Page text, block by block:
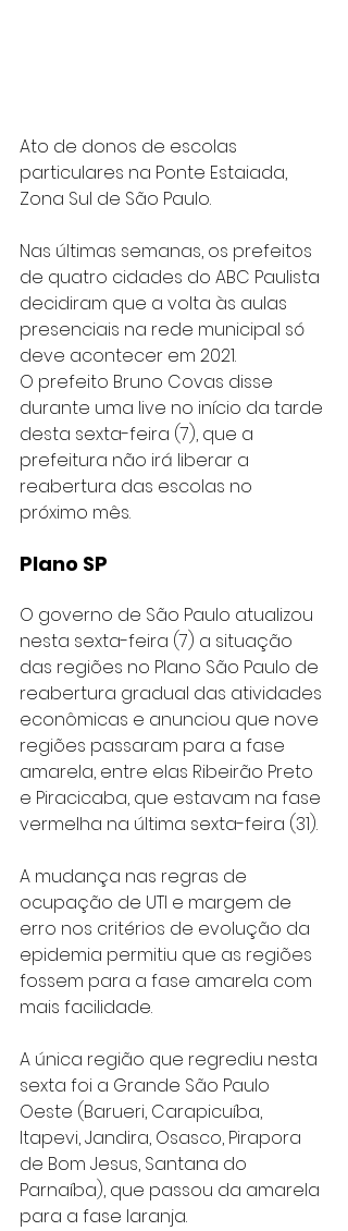
Ato de donos de escolas
particulares na Ponte Estaiada,
Zona Sul de São Paulo.
Nas últimas semanas, os prefeitos
de quatro cidades do ABC Paulista
decidiram que a volta às aulas
presenciais na rede municipal só
deve acontecer em 2021.
O prefeito Bruno Covas disse
durante uma live no início da tarde
desta sexta-feira (7), que a
prefeitura não irá liberar a
reabertura das escolas no
próximo mês.
Plano SP
O governo de São Paulo atualizou
nesta sexta-feira (7) a situação
das regiões no Plano São Paulo de
reabertura gradual das atividades
econômicas e anunciou que nove
regiões passaram para a fase
amarela, entre elas Ribeirão Preto
e Piracicaba, que estavam na fase
vermelha na última sexta-feira (31).
A mudança nas regras de
ocupação de UTI e margem de
erro nos critérios de evolução da
epidemia permitiu que as regiões
fossem para a fase amarela com
mais facilidade.
A única região que regrediu nesta
sexta foi a Grande São Paulo
Oeste (Barueri, Carapicuíba,
Itapevi, Jandira, Osasco, Pirapora
de Bom Jesus, Santana do
Parnaíba), que passou da amarela
para a fase laranja.